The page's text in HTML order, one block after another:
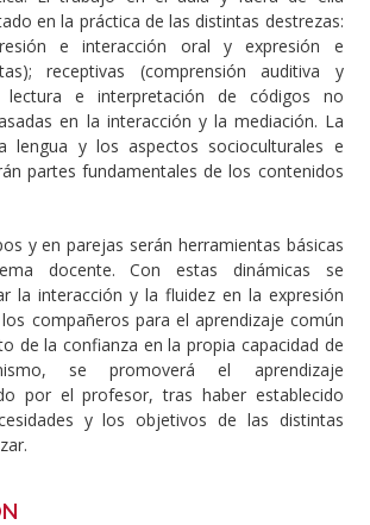
en la práctica de las distintas destrezas:
e interacción oral y expresión e
receptivas (comprensión auditiva y
lectura e interpretación de códigos no
en la interacción y la mediación. La
lengua y los aspectos socioculturales e
partes fundamentales de los contenidos
y en parejas serán herramientas básicas
docente. Con estas dinámicas se
la interacción y la fluidez en la expresión
compañeros para el aprendizaje común
de la confianza en la propia capacidad de
se promoverá el aprendizaje
por el profesor, tras haber establecido
y los objetivos de las distintas